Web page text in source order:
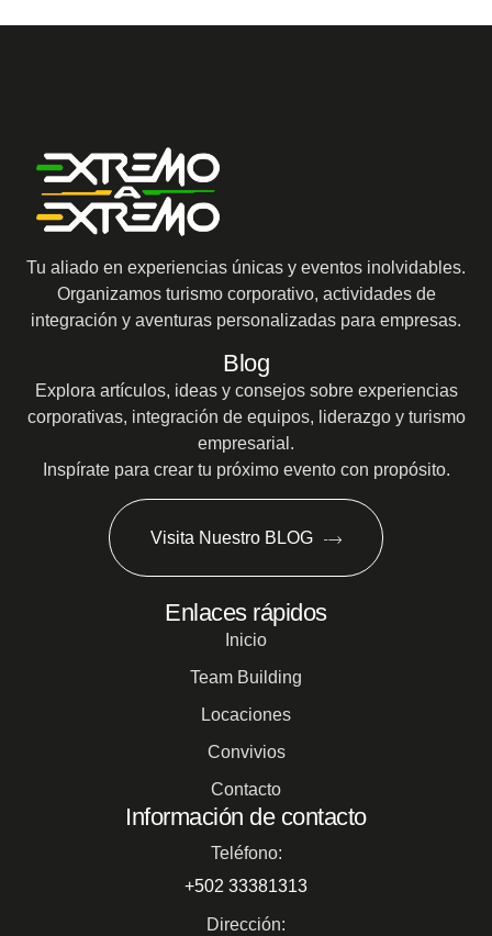
Tu aliado en experiencias únicas y eventos inolvidables.
Organizamos turismo corporativo, actividades de
integración y aventuras personalizadas para empresas.
Blog
Explora artículos, ideas y consejos sobre experiencias
corporativas, integración de equipos, liderazgo y turismo
empresarial.
Inspírate para crear tu próximo evento con propósito.
Visita Nuestro BLOG
Enlaces rápidos
Inicio
Team Building
Locaciones
Convivios
Contacto
Información de contacto
Teléfono:
+502 33381313
Dirección: